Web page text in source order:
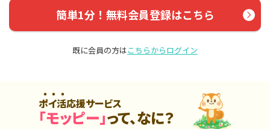
簡単1分！無料会員登録はこちら
既に会員の方はこちらからログイン
ポイ活応援サービス
「モッピー」って、なに？